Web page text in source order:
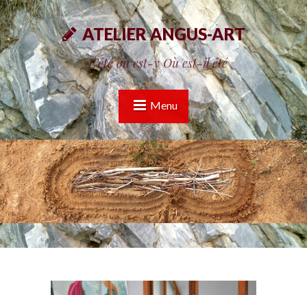
ATELIER ANGUS-ART
L'été où est-y Où est-il été
Menu